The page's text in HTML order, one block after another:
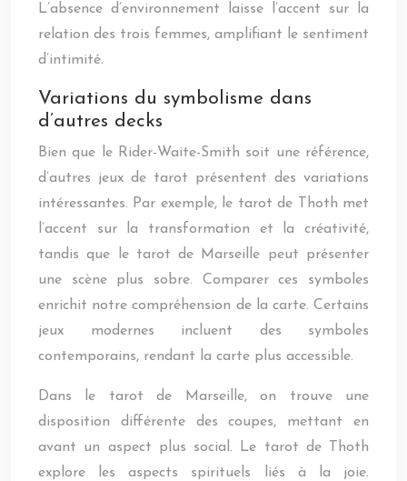
L’absence d’environnement laisse l’accent sur la
relation des trois femmes, amplifiant le sentiment
d’intimité.
Variations du symbolisme dans
d’autres decks
Bien que le Rider-Waite-Smith soit une référence,
d’autres jeux de tarot présentent des variations
intéressantes. Par exemple, le tarot de Thoth met
l’accent sur la transformation et la créativité,
tandis que le tarot de Marseille peut présenter
une scène plus sobre. Comparer ces symboles
enrichit notre compréhension de la carte. Certains
jeux modernes incluent des symboles
contemporains, rendant la carte plus accessible.
Dans le tarot de Marseille, on trouve une
disposition différente des coupes, mettant en
avant un aspect plus social. Le tarot de Thoth
explore les aspects spirituels liés à la joie.